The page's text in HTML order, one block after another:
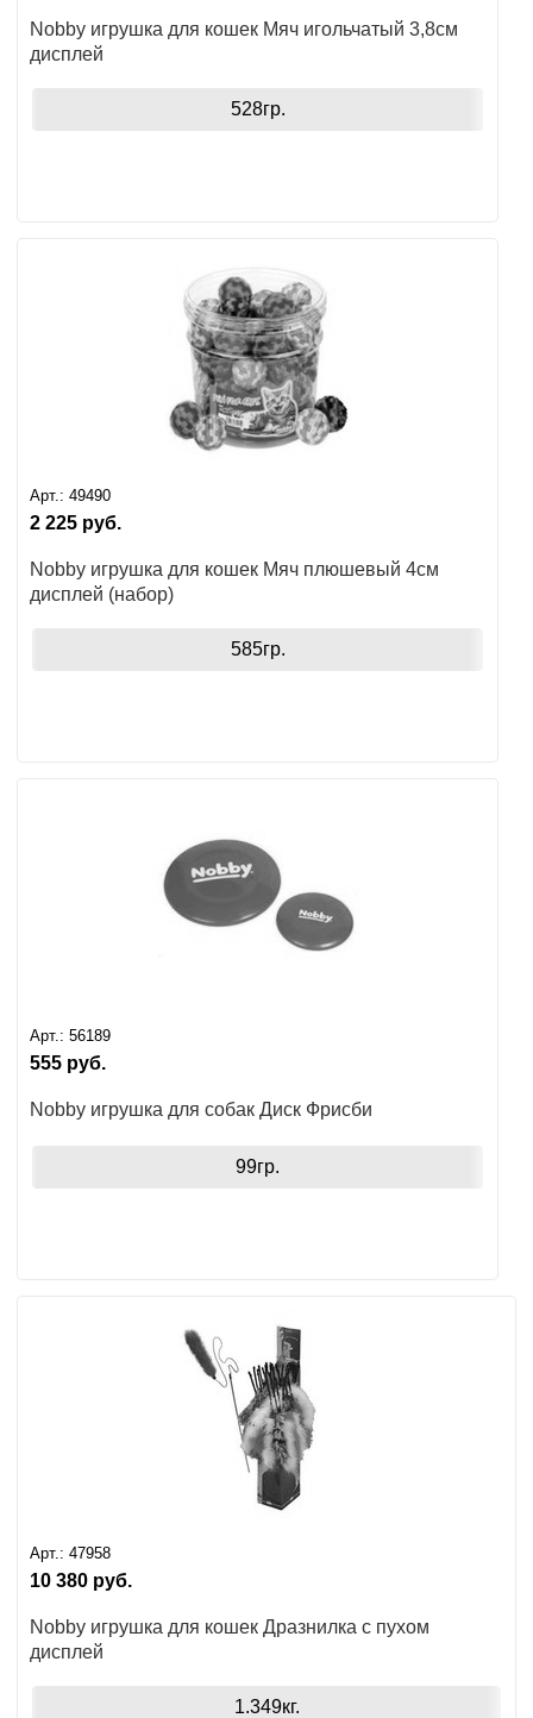
Nobby игрушка для кошек Мяч игольчатый 3,8см
дисплей
528гр.
Арт.: 49490
2 225 руб.
Nobby игрушка для кошек Мяч плюшевый 4см
дисплей (набор)
585гр.
Арт.: 56189
555 руб.
Nobby игрушка для собак Диск Фрисби
99гр.
Арт.: 47958
10 380 руб.
Nobby игрушка для кошек Дразнилка с пухом
дисплей
1.349кг.